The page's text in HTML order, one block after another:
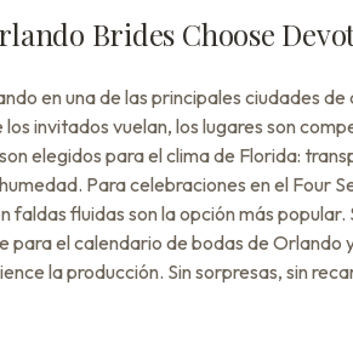
Brides Choose
en una de las principales ciudades
invitados vuelan, los lugares son
elegidos para el clima de Florida:
Para celebraciones en el Four
fluidas son la opción más popular.
el calendario de bodas de Orlando
la producción. Sin sorpresas, sin